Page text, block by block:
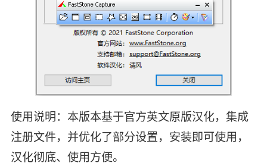
使用说明：本版本基于官方英文原版汉化，集成
注册文件，并优化了部分设置，安装即可使用，
汉化彻底、使用方便。